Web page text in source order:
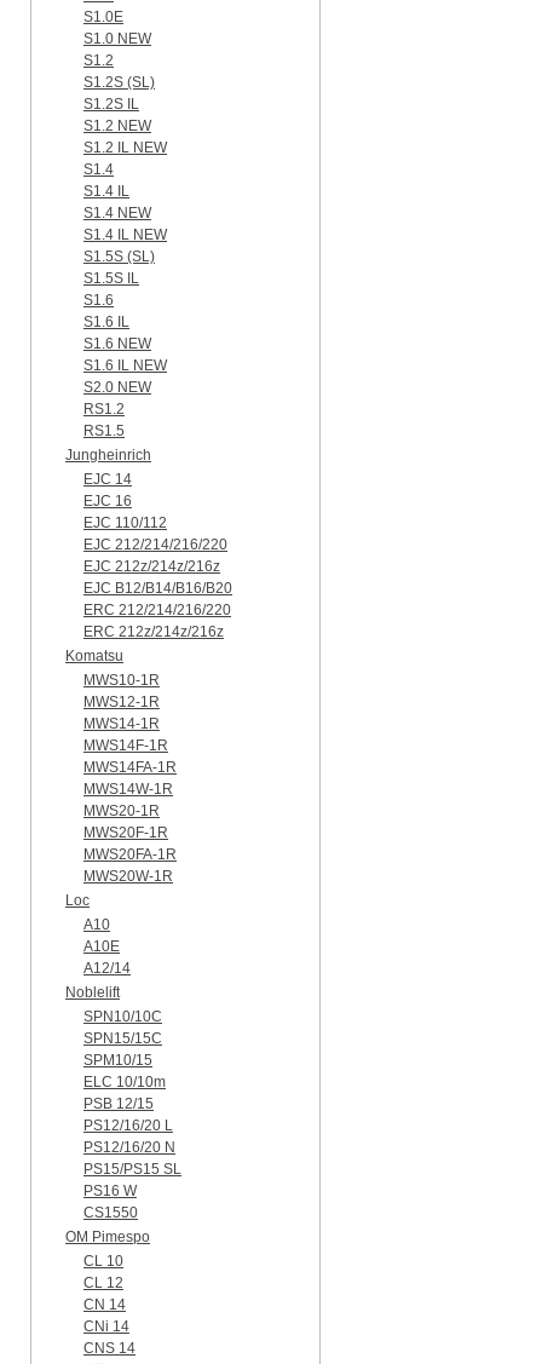
S1.0E
S1.0 NEW
S1.2
S1.2S (SL)
S1.2S IL
S1.2 NEW
S1.2 IL NEW
S1.4
S1.4 IL
S1.4 NEW
S1.4 IL NEW
S1.5S (SL)
S1.5S IL
S1.6
S1.6 IL
S1.6 NEW
S1.6 IL NEW
S2.0 NEW
RS1.2
RS1.5
Jungheinrich
EJC 14
EJC 16
EJC 110/112
EJC 212/214/216/220
EJC 212z/214z/216z
EJC B12/B14/B16/B20
ERC 212/214/216/220
ERC 212z/214z/216z
Komatsu
MWS10-1R
MWS12-1R
MWS14-1R
MWS14F-1R
MWS14FA-1R
MWS14W-1R
MWS20-1R
MWS20F-1R
MWS20FA-1R
MWS20W-1R
Loc
A10
A10E
A12/14
Noblelift
SPN10/10C
SPN15/15C
SPM10/15
ELC 10/10m
PSB 12/15
PS12/16/20 L
PS12/16/20 N
PS15/PS15 SL
PS16 W
CS1550
OM Pimespo
CL 10
CL 12
CN 14
CNi 14
CNS 14